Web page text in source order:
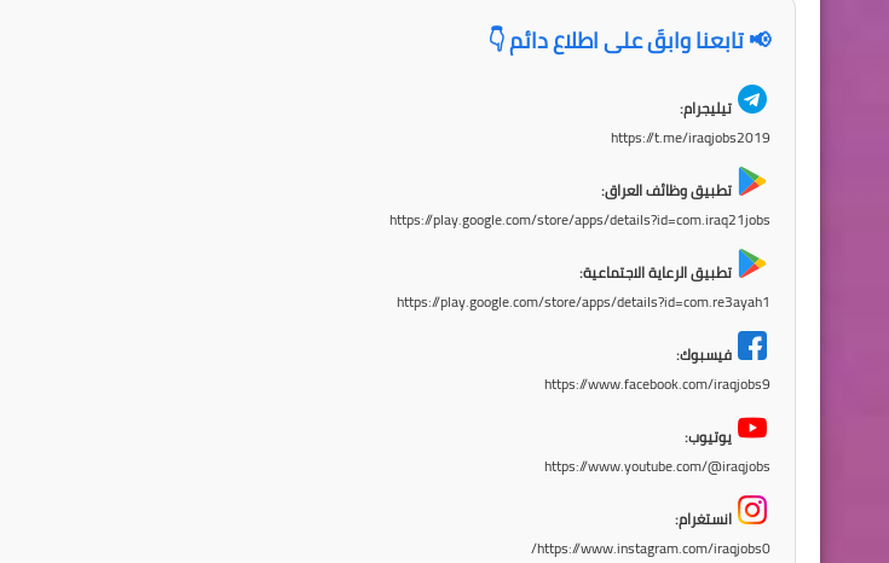
📢 تابعنا وابقَ على اطلاع دائم 👇
تيليجرام:
https://t.me/iraqjobs2019
تطبيق وظائف العراق:
https://play.google.com/store/apps/details?id=com.iraq21jobs
تطبيق الرعاية الاجتماعية:
https://play.google.com/store/apps/details?id=com.re3ayah1
فيسبوك:
https://www.facebook.com/iraqjobs9
يوتيوب:
https://www.youtube.com/@iraqjobs
انستغرام:
https://www.instagram.com/iraqjobs0/